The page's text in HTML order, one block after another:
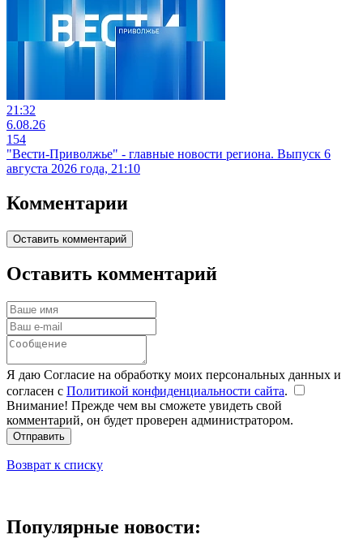
21:32
6.08.26
154
"Вести-Приволжье" - главные новости региона. Выпуск 6
августа 2026 года, 21:10
Комментарии
Оставить комментарий
Оставить комментарий
Я даю Согласие на обработку моих персональных данных и
согласен с Политикой конфиденциальности сайта.
Внимание! Прежде чем вы сможете увидеть свой
комментарий, он будет проверен администратором.
Отправить
Возврат к списку
Популярные новости: